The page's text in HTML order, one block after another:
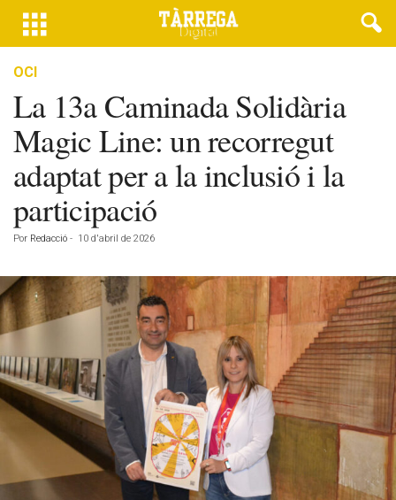
OCI
La 13a Caminada Solidària
Magic Line: un recorregut
adaptat per a la inclusió i la
participació
Por Redacció - 10 d'abril de 2026